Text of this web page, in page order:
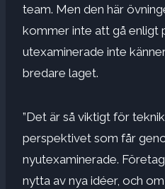
team. Men den här
kommer inte att gå enligt
utexaminerade inte
bredare laget.
”Det är så viktigt för
perspektivet som får
nyutexaminerade.
nytta av nya idéer, och